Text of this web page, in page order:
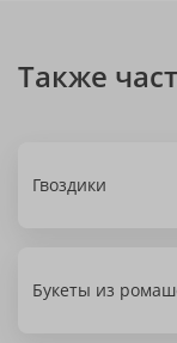
Также
Гвоздики
Букеты из